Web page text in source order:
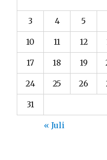
3 4 5
10 11 12
17 18 19
24 25 26
31
« Juli